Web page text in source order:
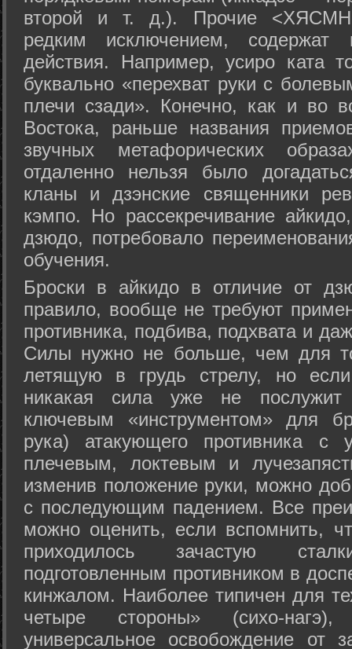
второй и т. д.). Прочие
редким исключением, содержат
действия. Например, усиро ката
буквально «перехват руки с
плечи сзади». Конечно, как и во
Востока, раньше названия
звучных метафорических
отдаленно нельзя было
кланы и дзэнские священники
кэмпо. Но рассекречивание
дзюдо, потребовало
обучения.
Броски в айкидо в отличие от
правило, вообще не требуют
противника, подбива, подхвата и
Силы нужно не больше, чем для
летящую в грудь стрелу, но
никакая сила уже не
ключевым «инструментом» для
рука) атакующего противника с
плечевым, локтевым и
изменив положение руки, можно
с последующим падением. Все
можно оценить, если вспомнить,
приходилось зачастую
подготовленным противником в
кинжалом. Наиболее типичен для
четыре стороны» (сихо-
универсальное освобождение от